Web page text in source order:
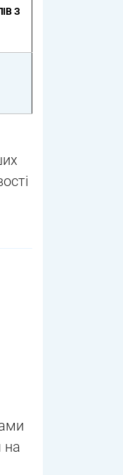
З
на